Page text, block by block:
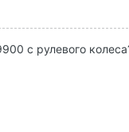
с рулевого